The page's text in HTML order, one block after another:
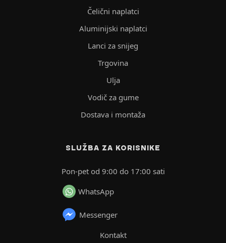
Čelični naplatci
Aluminijski naplatci
Lanci za snijeg
Trgovina
Ulja
Vodič za gume
Dostava i montaža
SLUŽBA ZA KORISNIKE
Pon-pet od 9:00 do 17:00 sati
WhatsApp
Messenger
Kontakt